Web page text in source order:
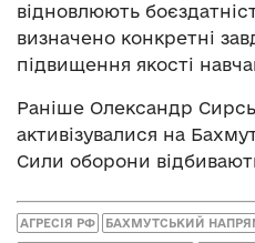
відновлюють
визначено конкретні
підвищення якості
Раніше Олександр
активізувалися на
Сили оборони
АГРЕСІЯ РФ БАХМУТСЬКИЙ